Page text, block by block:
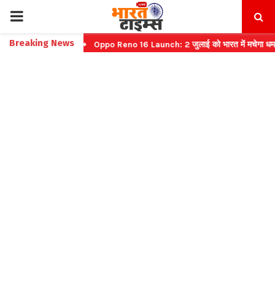
PRIMARY
MENU
Breaking News
टिकट बुकिंग ⇝ Oppo Reno 16 Launch: 2 जुलाई को भारत में मचेगा धमाल